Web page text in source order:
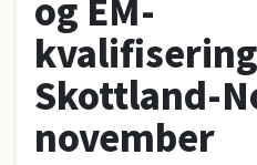
og EM-
Skottland-
november